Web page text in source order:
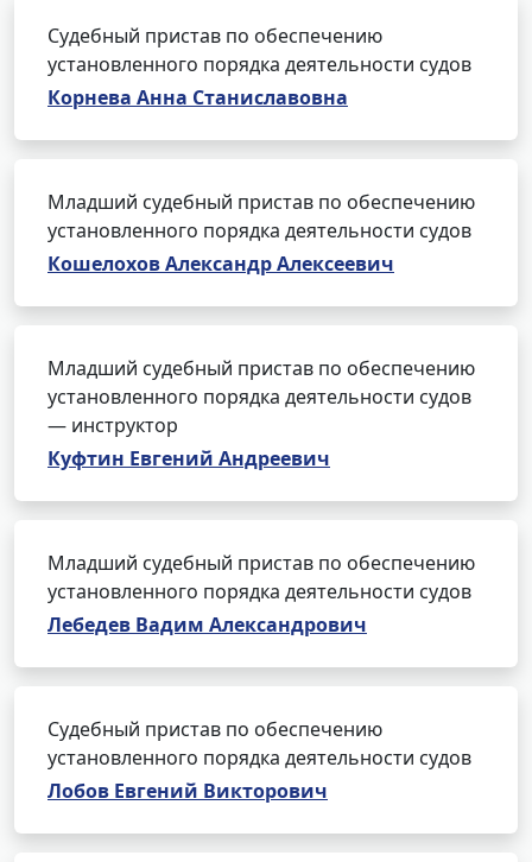
Судебный пристав по обеспечению
установленного порядка деятельности судов
Корнева Анна Станиславовна
Младший судебный пристав по обеспечению
установленного порядка деятельности судов
Кошелохов Александр Алексеевич
Младший судебный пристав по обеспечению
установленного порядка деятельности судов
— инструктор
Куфтин Евгений Андреевич
Младший судебный пристав по обеспечению
установленного порядка деятельности судов
Лебедев Вадим Александрович
Судебный пристав по обеспечению
установленного порядка деятельности судов
Лобов Евгений Викторович